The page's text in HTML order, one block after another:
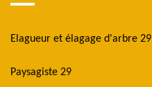
Elagueur et élagage d'arbre 29
Paysagiste 29